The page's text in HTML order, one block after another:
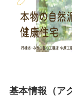
基本情報（ア